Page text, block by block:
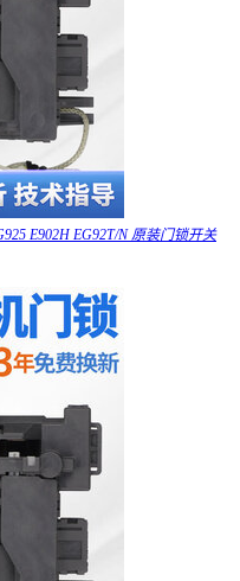
E902H EG92T/N 原装门锁开关